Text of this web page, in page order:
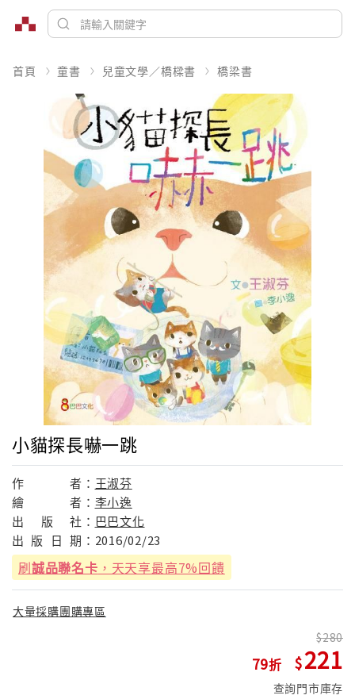
首頁 童書 兒童文學／橋樑書 橋梁書
小貓探長嚇一跳
作 者： 王淑芬
繪
者： 李小逸
出
版 社： 巴巴文化
出 版 日 期： 2016/02/23
刷誠品聯名卡 ，天天享最高7%回饋
大量採購團購專區
79
280
221
查詢門市庫存